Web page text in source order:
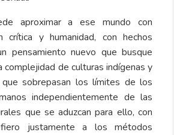
aproximar a ese mundo con
crítica y humanidad, con hechos
pensamiento nuevo que busque
complejidad de culturas indígenas y
sobrepasan los límites de los
independientemente de las
que se aduzcan para ello, con
justamente a los métodos